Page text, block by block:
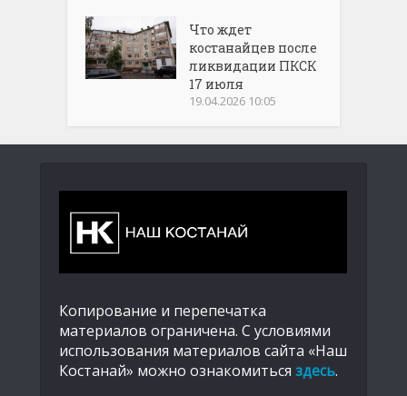
Что ждет
костанайцев после
ликвидации ПКСК
17 июля
19.04.2026 10:05
Копирование и перепечатка
материалов ограничена. С условиями
использования материалов сайта «Наш
Костанай» можно ознакомиться здесь.